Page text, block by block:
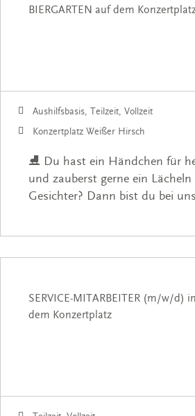
BIERGARTEN auf dem
Aushilfsbasis, Teilzeit, Vollzeit
Konzertplatz Weißer Hirsch
⛸️ Du hast ein Händchen für
und zauberst gerne ein
Gesichter? Dann bist du bei
SERVICE-MITARBEITER (m/w/d)
dem Konzertplatz